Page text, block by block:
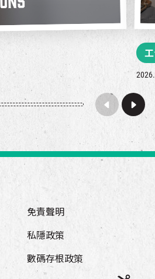
免責聲明
私隱政策
數碼存根政策